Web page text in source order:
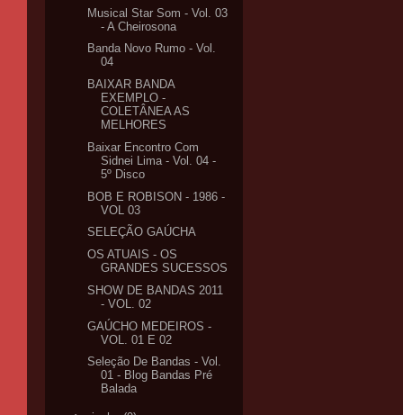
Musical Star Som - Vol. 03
- A Cheirosona
Banda Novo Rumo - Vol.
04
BAIXAR BANDA
EXEMPLO -
COLETÂNEA AS
MELHORES
Baixar Encontro Com
Sidnei Lima - Vol. 04 -
5º Disco
BOB E ROBISON - 1986 -
VOL 03
SELEÇÃO GAÚCHA
OS ATUAIS - OS
GRANDES SUCESSOS
SHOW DE BANDAS 2011
- VOL. 02
GAÚCHO MEDEIROS -
VOL. 01 E 02
Seleção De Bandas - Vol.
01 - Blog Bandas Pré
Balada